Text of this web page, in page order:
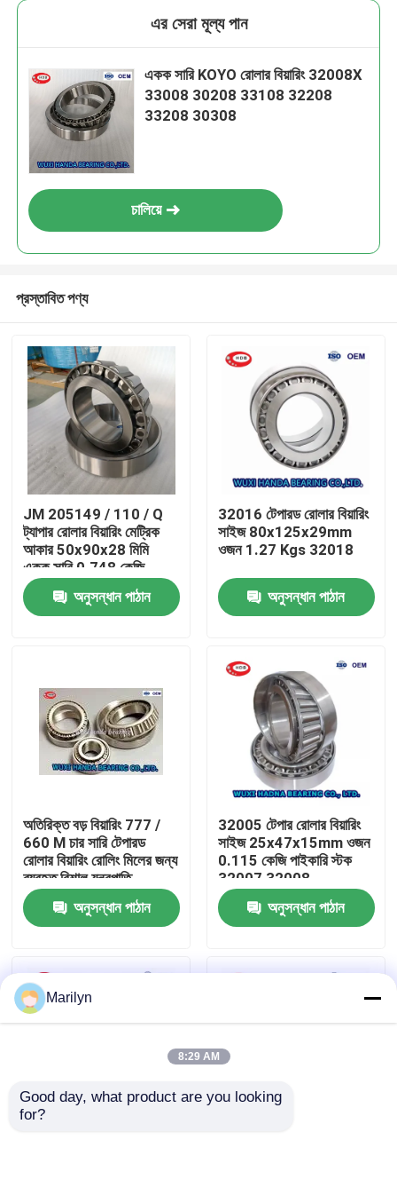
বাড়ি
পণ্য
কারখানা ভ্রমণ
মান নিয়ন্ত্রণ
যোগাযোগ করুন
খবর
এর সেরা মূল্য পান
একক সারি KOYO রোলার বিয়ারিং 32008X
33008 30208 33108 32208
33208 30308
চালিয়ে
প্রস্তাবিত পণ্য
JM 205149 / 110 / Q
ট্যাপার রোলার বিয়ারিং মেট্রিক
আকার 50x90x28 মিমি
একক সারি 0.748 কেজি
অনুসন্ধান পাঠান
32016 টেপারড রোলার বিয়ারিং
সাইজ 80x125x29mm
ওজন 1.27 Kgs 32018
অনুসন্ধান পাঠান
অতিরিক্ত বড় বিয়ারিং 777 /
660 M চার সারি টেপারড
রোলার বিয়ারিং রোলিং মিলের জন্য
ব্যবহৃত বিশাল যন্ত্রপাতি
অনুসন্ধান পাঠান
32005 টেপার রোলার বিয়ারিং
সাইজ 25x47x15mm ওজন
0.115 কেজি পাইকারি স্টক
32007 32008
অনুসন্ধান পাঠান
Marilyn
8:29 AM
Good day, what product are you looking
for?